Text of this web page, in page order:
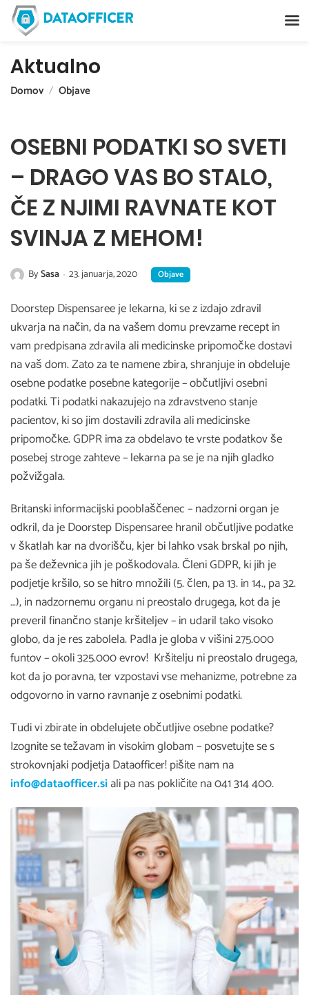
Aktualno
Domov Objave
OSEBNI PODATKI SO SVETI
– DRAGO VAS BO STALO,
ČE Z NJIMI RAVNATE KOT
SVINJA Z MEHOM!
BySasa 23. januarja, 2020 Objave
Doorstep Dispensaree je lekarna, ki se z izdajo zdravil
ukvarja na način, da na vašem domu prevzame recept in
vam predpisana zdravila ali medicinske pripomočke dostavi
na vaš dom. Zato za te namene zbira, shranjuje in obdeluje
osebne podatke posebne kategorije – občutljivi osebni
podatki. Ti podatki nakazujejo na zdravstveno stanje
pacientov, ki so jim dostavili zdravila ali medicinske
pripomočke. GDPR ima za obdelavo te vrste podatkov še
posebej stroge zahteve – lekarna pa se je na njih gladko
požvižgala.
Britanski informacijski pooblaščenec – nadzorni organ je
odkril, da je Doorstep Dispensaree hranil občutljive podatke
v škatlah kar na dvorišču, kjer bi lahko vsak brskal po njih,
pa še deževnica jih je poškodovala. Členi GDPR, ki jih je
podjetje kršilo, so se hitro množili (5. člen, pa 13. in 14., pa 32.
…), in nadzornemu organu ni preostalo drugega, kot da je
preveril finančno stanje kršiteljev – in udaril tako visoko
globo, da je res zabolela. Padla je globa v višini 275.000
funtov – okoli 325.000 evrov! Kršitelju ni preostalo drugega,
kot da jo poravna, ter vzpostavi vse mehanizme, potrebne za
odgovorno in varno ravnanje z osebnimi podatki.
Tudi vi zbirate in obdelujete občutljive osebne podatke?
Izognite se težavam in visokim globam – posvetujte se s
strokovnjaki podjetja Dataofficer! pišite nam na
info@dataofficer.siali pa nas pokličite na 041 314 400.